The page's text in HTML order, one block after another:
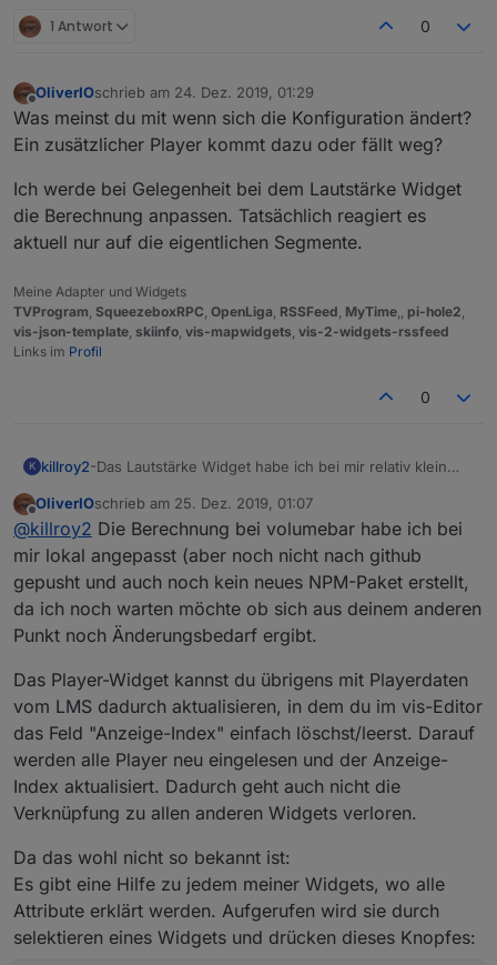
1 Antwort 0
OliverIOschrieb am 24. Dez. 2019, 01:29
zuletzt editiert von
Was meinst du mit wenn sich die Konfiguration ändert?
Ein zusätzlicher Player kommt dazu oder fällt weg?
Ich werde bei Gelegenheit bei dem Lautstärke Widget
die Berechnung anpassen. Tatsächlich reagiert es
aktuell nur auf die eigentlichen Segmente.
Meine Adapter und Widgets
TVProgram SqueezeboxRPC OpenLiga RSSFeed MyTime pi-hole2
vis-json-template skiinfo vis-mapwidgets vis-2-widgets-rssfeed
Links im Profil
0
K killroy2-Das Lautstärke Widget habe ich bei mir relativ klein
Abstände. Immer wenn ein Klick zufällig zwischen die
Balken kommt wird er verworfen. Das ist etwas
verwirrend.
-Ändert sich die LMS konfiguration muss ich ein neues
Player Widget einfügen und die anderen damit
verknüpfen, anderst schein es nicht zu gehen
Offline
OliverIOschrieb am 25. Dez. 2019, 01:07
zuletzt editiert von
@killroy2 Die Berechnung bei volumebar habe ich bei
mir lokal angepasst (aber noch nicht nach github
gepusht und auch noch kein neues NPM-Paket erstellt,
da ich noch warten möchte ob sich aus deinem anderen
Punkt noch Änderungsbedarf ergibt.
Das Player-Widget kannst du übrigens mit Playerdaten
vom LMS dadurch aktualisieren, in dem du im vis-Editor
das Feld "Anzeige-Index" einfach löschst/leerst. Darauf
werden alle Player neu eingelesen und der Anzeige-
Index aktualisiert. Dadurch geht auch nicht die
Verknüpfung zu allen anderen Widgets verloren.
Da das wohl nicht so bekannt ist:
Es gibt eine Hilfe zu jedem meiner Widgets, wo alle
Attribute erklärt werden. Aufgerufen wird sie durch
selektieren eines Widgets und drücken dieses Knopfes: